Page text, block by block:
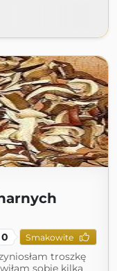
0 Smakowite
troszkę
sobie kilka